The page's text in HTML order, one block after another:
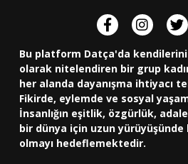
Bu platform Datça'da
olarak nitelendiren bir grup
her alanda dayanışma ihtiyacı
Fikirde, eylemde ve sosyal
İnsanlığın eşitlik, özgürlük, adalet
bir dünya için uzun
olmayı hedeflemektedir.